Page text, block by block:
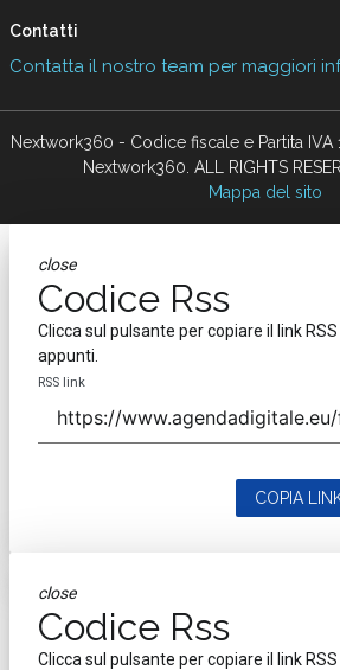
Contatti
Contatta il nostro team per maggiori
Nextwork360 - Codice fiscale e Partita
Nextwork360. ALL RIGHTS
Mappa del sito
close
Codice Rss
Clicca sul pulsante per copiare il link
appunti.
RSS link
COPIA
close
Codice Rss
Clicca sul pulsante per copiare il link